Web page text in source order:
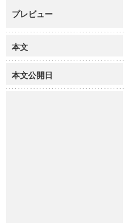
プレビュー
本文
本文公開日